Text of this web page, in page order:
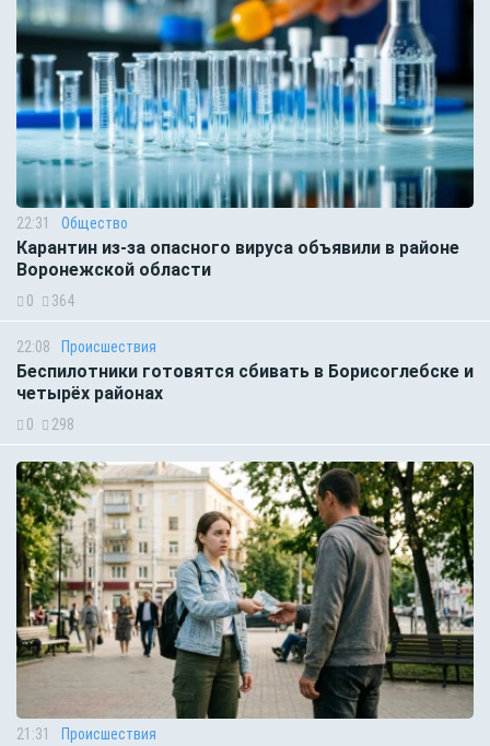
22:31 Общество
Карантин из-за опасного вируса объявили в районе
Воронежской области
0 364
22:08 Происшествия
Беспилотники готовятся сбивать в Борисоглебске и
четырёх районах
0 298
21:31 Происшествия